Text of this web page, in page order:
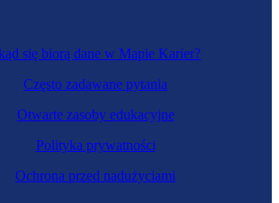
się biorą dane w Mapie Karier?
Często zadawane pytania
Otwarte zasoby edukacyjne
Polityka prywatności
Ochrona przed nadużyciami